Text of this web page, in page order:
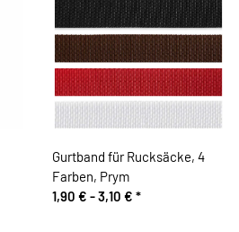
Gurtband für Rucksäcke, 4
Farben, Prym
1,90 € -3,10 € *